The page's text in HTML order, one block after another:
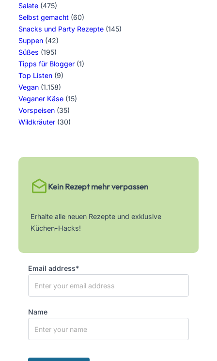
Salate (475)
Selbst gemacht (60)
Snacks und Party Rezepte (145)
Suppen (42)
Süßes (195)
Tipps für Blogger (1)
Top Listen (9)
Vegan (1.158)
Veganer Käse (15)
Vorspeisen (35)
Wildkräuter (30)
Kein Rezept mehr verpassen
Erhalte alle neuen Rezepte und exklusive
Küchen-Hacks!
Email address*
Name